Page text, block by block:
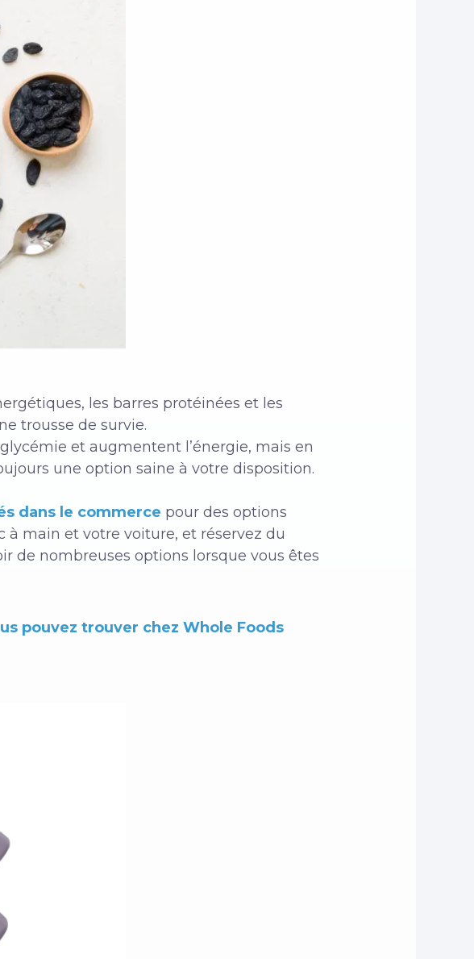
les barres protéinées et les
trousse de survie.
et augmentent l’énergie, mais en
une option saine à votre disposition.
dans le commerce pour des options
à main et votre voiture, et réservez du
de nombreuses options lorsque vous êtes
pouvez trouver chez Whole Foods